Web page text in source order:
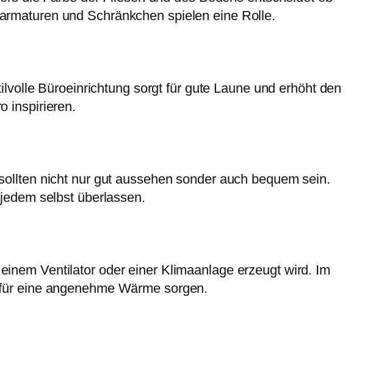
und Schränkchen spielen eine Rolle.
Büroeinrichtung sorgt für gute Laune und erhöht den
inspirieren.
nicht nur gut aussehen sonder auch bequem sein.
selbst überlassen.
Ventilator oder einer Klimaanlage erzeugt wird. Im
eine angenehme Wärme sorgen.